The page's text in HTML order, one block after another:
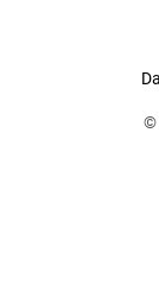
©